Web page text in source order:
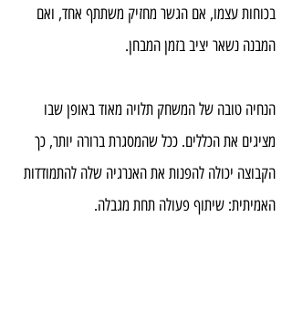
בכוחות עצמו, אם הגשר מחזיק משתתף אחד, ואם
המבנה נשאר יציב בזמן המבחן.
הנחיה טובה של המשחק תלויה מאוד באופן שבו
מציגים את הכללים. ככל שהמסגרת ברורה יותר, כך
הקבוצה יכולה להפנות את האנרגיה שלה להתמודדות
האמיתית: שיתוף פעולה תחת מגבלה.